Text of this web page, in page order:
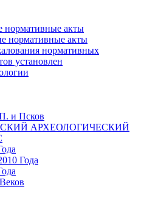
нормативные акты
нормативные акты
нормативных
установлен
и Псков
АРХЕОЛОГИЧЕСКИЙ
Года